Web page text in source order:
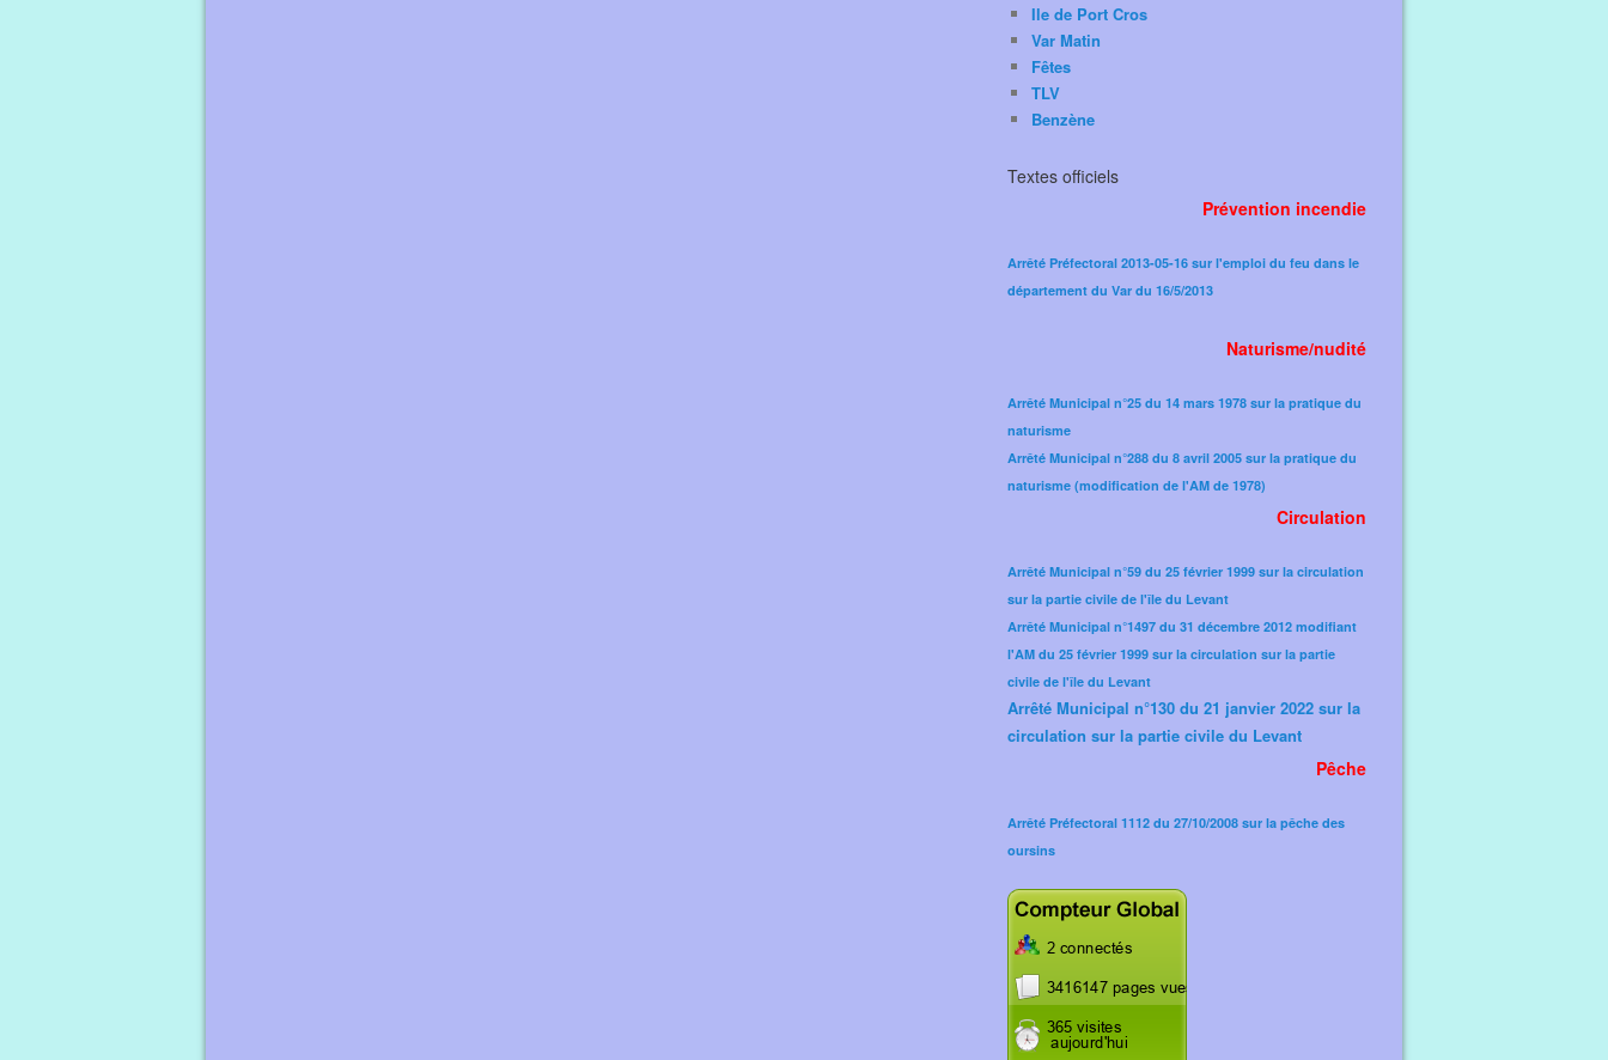
Ile de Port Cros
Var Matin
Fêtes
TLV
Benzène
Textes officiels
Prévention incendie
Arrêté Préfectoral 2013-05-16 sur l'emploi du feu dans le
département du Var du 16/5/2013
Naturisme/nudité
Arrêté Municipal n°25 du 14 mars 1978 sur la pratique du
naturisme
Arrêté Municipal n°288 du 8 avril 2005 sur la pratique du
naturisme (modification de l'AM de 1978)​
Circulation
Arrêté Municipal n°59 du 25 février 1999 sur la circulation
sur la partie civile de l'île du Levant
Arrêté Municipal n°1497 du 31 décembre 2012 modifiant
l'AM du 25 février 1999 sur la circulation sur la partie
civile de l'île du Levant
Arrêté Municipal n°130 du 21 janvier 2022 sur la
circulation sur la partie civile du Levant
Pêche
Arrêté Préfectoral 1112 du 27/10/2008 sur la pêche des
oursins